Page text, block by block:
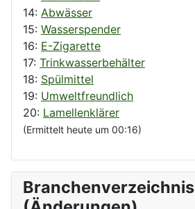
14: Abwässer
15: Wasserspender
16: E-Zigarette
17: Trinkwasserbehälter
18: Spülmittel
19: Umweltfreundlich
20: Lamellenklärer
(Ermittelt heute um 00:16)
Branchenverzeichnis